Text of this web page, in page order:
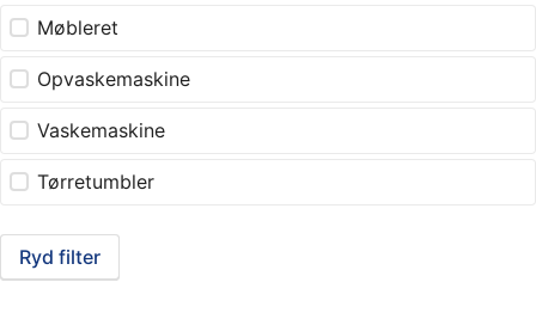
Møbleret
Opvaskemaskine
Vaskemaskine
Tørretumbler
Ryd filter